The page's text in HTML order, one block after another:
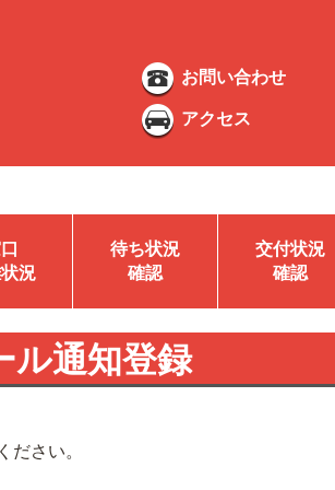
お問い合わせ
アクセス
況
待ち状況
確認
交付状況
確認
ル通知登録
ださい。